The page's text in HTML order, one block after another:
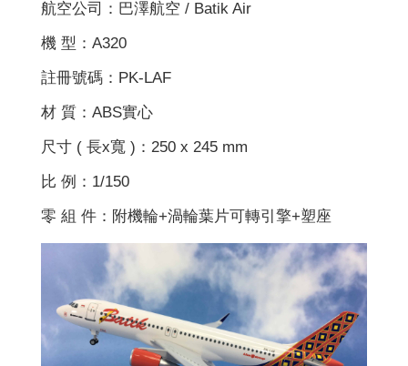
航空公司：巴澤航空 / Batik Air
機 型：A320
註冊號碼：PK-LAF
材 質：ABS實心
尺寸 ( 長x寬 )：250 x 245 mm
比 例：1/150
零 組 件：附機輪+渦輪葉片可轉引擎+塑座